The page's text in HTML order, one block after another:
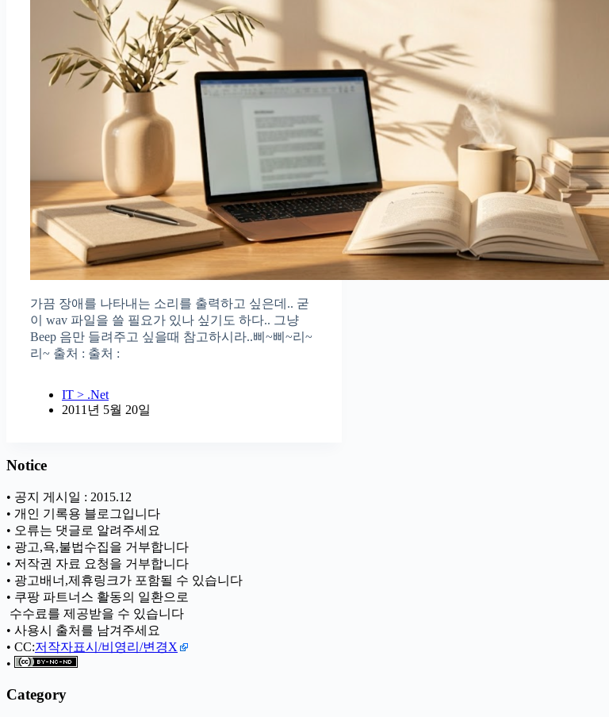
가끔 장애를 나타내는 소리를 출력하고 싶은데.. 굳
이 wav 파일을 쓸 필요가 있나 싶기도 하다.. 그냥
Beep 음만 들려주고 싶을때 참고하시라..삐~삐~리~
리~ 출처 : 출처 :
IT > .Net
2011년 5월 20일
Notice
• 공지 게시일 : 2015.12
• 개인 기록용 블로그입니다
• 오류는 댓글로 알려주세요
• 광고,욕,불법수집을 거부합니다
• 저작권 자료 요청을 거부합니다
• 광고배너,제휴링크가 포함될 수 있습니다
• 쿠팡 파트너스 활동의 일환으로
ㅤ 수수료를 제공받을 수 있습니다
• 사용시 출처를 남겨주세요
• CC:저작자표시/비영리/변경X
•
Category